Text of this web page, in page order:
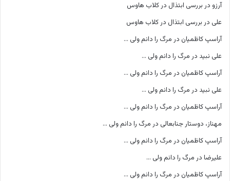
آرزو در بررسی ابتذال در کلاب هاوس
علی در بررسی ابتذال در کلاب هاوس
آراسپ کاظمیان در مرگ را دانم ولی …
علی نبید در مرگ را دانم ولی …
آراسپ کاظمیان در مرگ را دانم ولی …
علی نبید در مرگ را دانم ولی …
آراسپ کاظمیان در مرگ را دانم ولی …
مهناز، دوستار جنابعالی در مرگ را دانم ولی …
آراسپ کاظمیان در مرگ را دانم ولی …
علیرضا در مرگ را دانم ولی …
آراسپ کاظمیان در مرگ را دانم ولی …